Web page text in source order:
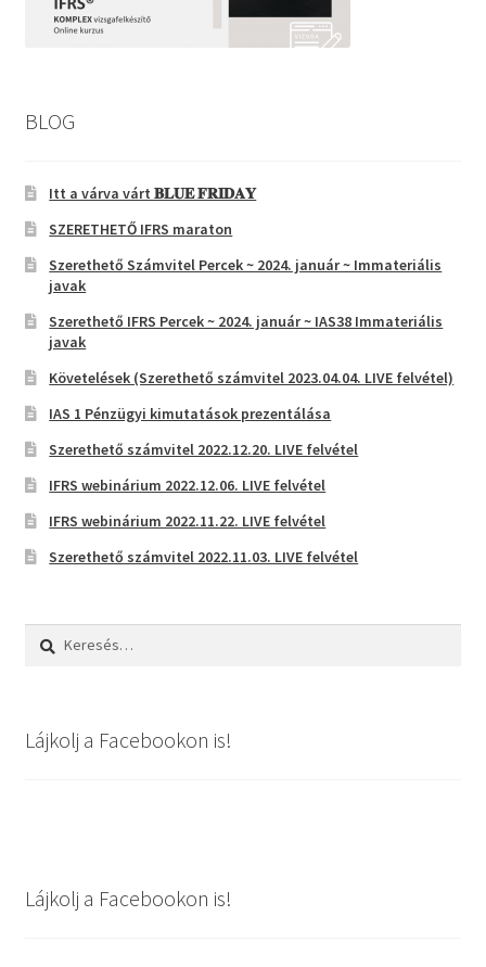
BLOG
Itt a várva várt 𝐁𝐋𝐔𝐄 𝐅𝐑𝐈𝐃𝐀𝐘
SZERETHETŐ IFRS maraton
Szerethető Számvitel Percek ~ 2024. január ~ Immateriális
javak
Szerethető IFRS Percek ~ 2024. január ~ IAS38 Immateriális
javak
Követelések (Szerethető számvitel 2023.04.04. LIVE felvétel)
IAS 1 Pénzügyi kimutatások prezentálása
Szerethető számvitel 2022.12.20. LIVE felvétel
IFRS webinárium 2022.12.06. LIVE felvétel
IFRS webinárium 2022.11.22. LIVE felvétel
Szerethető számvitel 2022.11.03. LIVE felvétel
Keresés:
Lájkolj a Facebookon is!
Lájkolj a Facebookon is!